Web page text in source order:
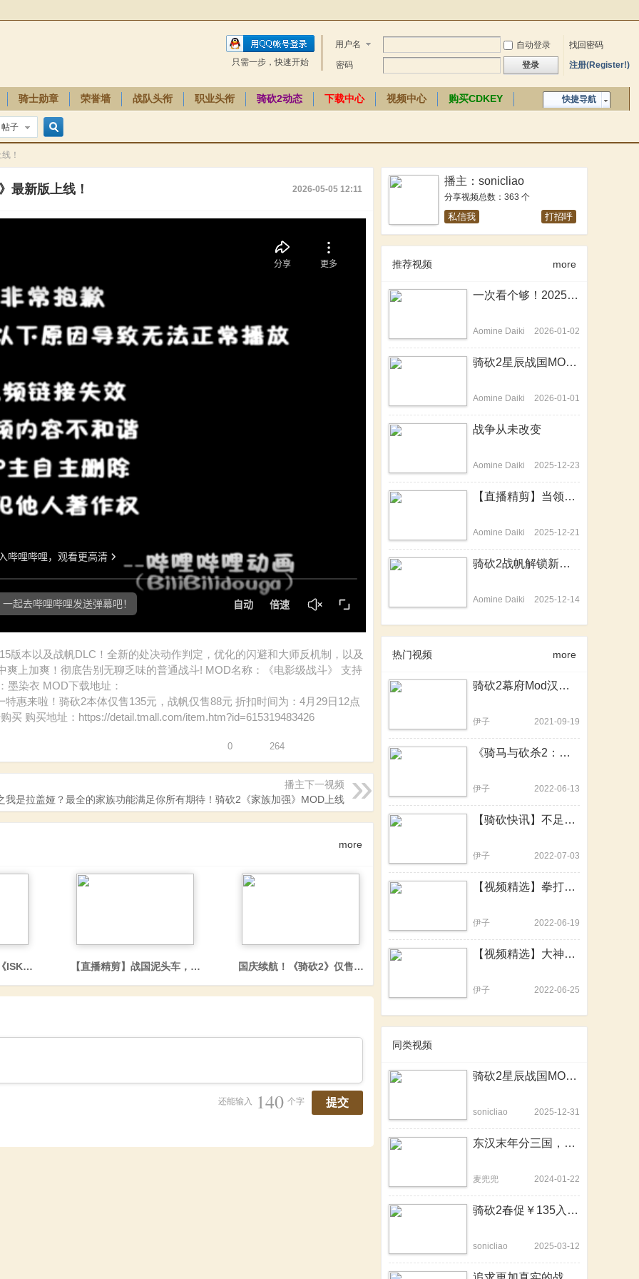
用户名 自动登录
找回密码
密码
登录 注册(Register!)
只需一步，快速开始
快捷导航
骑士勋章 荣誉墙 战队头衔 职业头衔 骑砍2动态 下载中心 视频中心
购买CDKEY
帖子
！
最新版上线！ 2026-05-05 12:11
版本以及战帆DLC！全新的处决动作判定，优化的闪避和大师反机制，以及
上加爽！彻底告别无聊乏味的普通战斗! MOD名称：《电影级战斗》 支持
墨染衣 MOD下载地址：
惠来啦！骑砍2本体仅售135元，战帆仅售88元 折扣时间为：4月29日12点
买 购买地址：https://detail.tmall.com/item.htm?id=615319483426
0 264
播主下一视频
我是拉盖娅？最全的家族功能满足你所有期待！骑砍2《家族加强》MOD上线
more
ISKL的战争掠夺》带你体验硬核的骑砍2战利品搜刮！
【直播精剪】战国泥头车，创谁谁死！国庆续航！《骑砍2》仅售135元！
还能输入 140 个字 提交
播主：sonicliao
分享视频总数：363 个
私信我 打招呼
推荐视频 more
一次看个够！2025年骑砍2MOD大盘点！
Aomine Daiki 2026-01-02
骑砍2星辰战国MOD-开篇历史背景介绍动画来啦！
Aomine Daiki 2026-01-01
战争从未改变
Aomine Daiki 2025-12-23
【直播精剪】当领主不易，站站在哭泣
Aomine Daiki 2025-12-21
骑砍2战帆解锁新技能，隐身战场变杀神
Aomine Daiki 2025-12-14
热门视频 more
骑砍2幕府Mod汉化版发布！速速来战！一统日本幕府乱世！
伊子 2021-09-19
《骑马与砍杀2：霸主》e1.8.0更新日志重点解读
伊子 2022-06-13
【骑砍快讯】不足100KB的硬核MOD！一个更比九个强
伊子 2022-07-03
【视频精选】拳打混沌怪，脚踢吸血鬼！骑砍2战锤MOD中文版
伊子 2022-06-19
【视频精选】大神用骑砍2重制了20年前的骑砍前身，骑砍2战团可提上日程？
伊子 2022-06-25
同类视频
骑砍2星辰战国MOD-屯车实机展示来啦！
sonicliao 2025-12-31
东汉末年分三国，卡拉迪亚战不休！ 骑砍2《汉末风云-群雄割据》整合版发布
麦兜兜 2024-01-22
骑砍2春促￥135入手！踏青不如攻城！
sonicliao 2025-03-12